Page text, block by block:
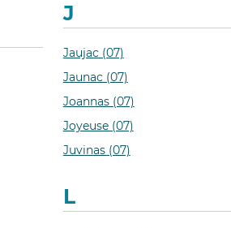
J
Jaujac (07)
Jaunac (07)
Joannas (07)
Joyeuse (07)
Juvinas (07)
L